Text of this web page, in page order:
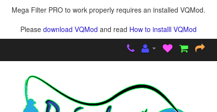
Mega Filter PRO to work properly requires an installed VQMod.
Please download VQMod and read How to installl VQMod